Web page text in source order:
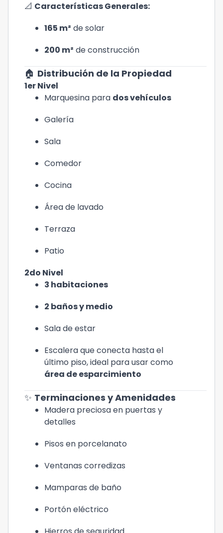
📐 Características Generales:
165 m² de solar
200 m² de construcción
🏠 Distribución de la Propiedad
1er Nivel
Marquesina para dos vehículos
Galería
Sala
Comedor
Cocina
Área de lavado
Terraza
Patio
2do Nivel
3 habitaciones
2 baños y medio
Sala de estar
Escalera que conecta hasta el
último piso, ideal para usar como
área de esparcimiento
✨ Terminaciones y Amenidades
Madera preciosa en puertas y
detalles
Pisos en porcelanato
Ventanas corredizas
Mamparas de baño
Portón eléctrico